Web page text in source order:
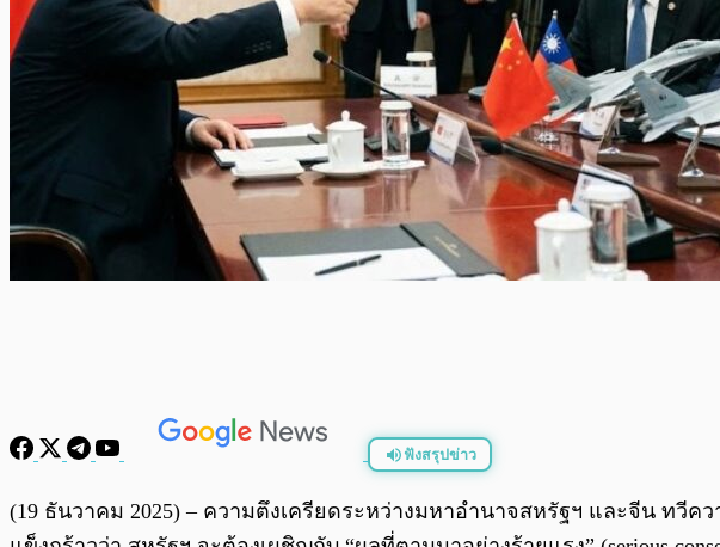
ฟังสรุปข่าว
(19 ธันวาคม 2025) – ความตึงเครียดระหว่างมหาอำนาจสหรัฐฯ และจีน ทวี